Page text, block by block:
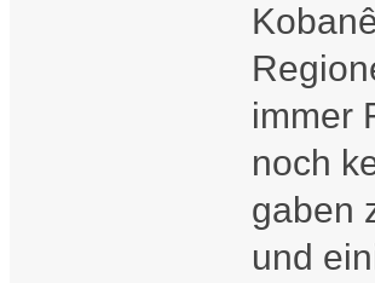
immer
noch
gaben
und